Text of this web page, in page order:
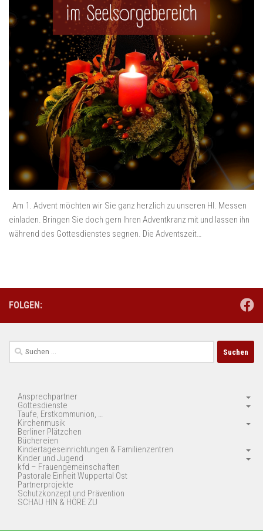
Am 1. Advent möchten wir Sie ganz herzlich zu unseren Hl. Messen
einladen. Bringen Sie doch gern Ihren Adventkranz mit und lassen ihn
während des Gottesdienstes segnen. Die Adventszeit…
FOLGEN:
Suchen
nach:
Ansprechpartner
Gottesdienste
Taufe, Erstkommunion, …
Kirchenmusik
Berliner Plätzchen
Büchereien
Kindertageseinrichtungen & Familienzentren
Kinder und Jugend
kfd – Frauengemeinschaften
Pastorale Einheit Wuppertal Ost
Partnerprojekte
Schutzkonzept und Prävention
SCHAU HIN & HÖRE ZU